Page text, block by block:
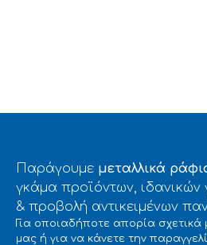
Παράγουμε μεταλλικά
γκάμα προϊόντων, ιδανικών
& προβολή αντικειμένων
Για οποιαδήποτε απορία σχετικά
μας ή για να κάνετε την